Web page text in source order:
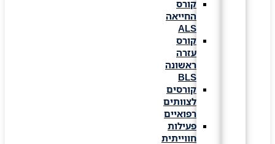
קורס
החייאה
קורס
עזרה
ראשונה
קורסים
לצוותים
רפואיים
פעילות
חווייתית